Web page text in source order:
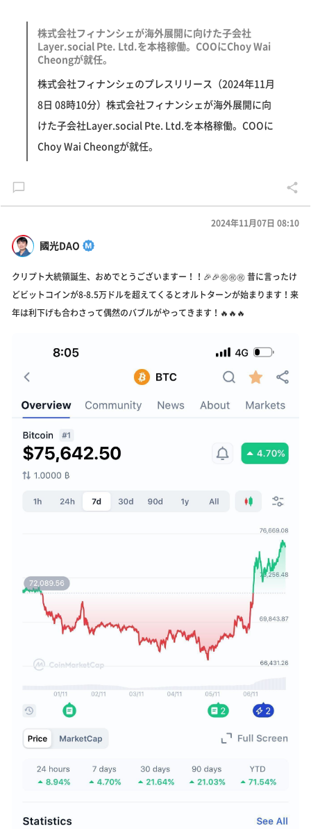
株式会社フィナンシェが海外展開に向けた子会社
Layer.social Pte. Ltd.を本格稼働。COOにChoy Wai
Cheongが就任。
株式会社フィナンシェのプレスリリース（2024年11月
8日 08時10分）株式会社フィナンシェが海外展開に向
けた子会社Layer.social Pte. Ltd.を本格稼働。COOに
Choy Wai Cheongが就任。
國光DAO
2024年11月07日 08:10
クリプト大統領誕生、おめでとうございますー！！🎉🎉㊗️㊗️㊗️ 昔に言ったけ
どビットコインが8-8.5万ドルを超えてくるとオルトターンが始まります！来
年は利下げも合わさって偶然のバブルがやってきます！🔥🔥🔥